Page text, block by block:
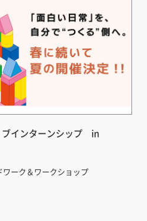
ブインターンシップ in
ワーク＆ワークショップ